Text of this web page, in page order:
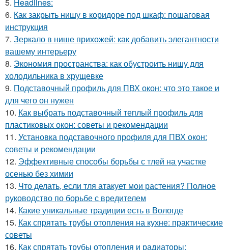
5. Headlines:
6. Как закрыть нишу в коридоре под шкаф: пошаговая
инструкция
7. Зеркало в нише прихожей: как добавить элегантности
вашему интерьеру
8. Экономия пространства: как обустроить нишу для
холодильника в хрущевке
9. Подставочный профиль для ПВХ окон: что это такое и
для чего он нужен
10. Как выбрать подставочный теплый профиль для
пластиковых окон: советы и рекомендации
11. Установка подставочного профиля для ПВХ окон:
советы и рекомендации
12. Эффективные способы борьбы с тлей на участке
осенью без химии
13. Что делать, если тля атакует мои растения? Полное
руководство по борьбе с вредителем
14. Какие уникальные традиции есть в Вологде
15. Как спрятать трубы отопления на кухне: практические
советы
16. Как спрятать трубы отопления и радиаторы: